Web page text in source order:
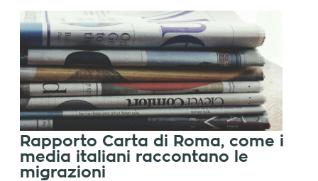
Rapporto Carta di Roma, come i
media italiani raccontano le
migrazioni